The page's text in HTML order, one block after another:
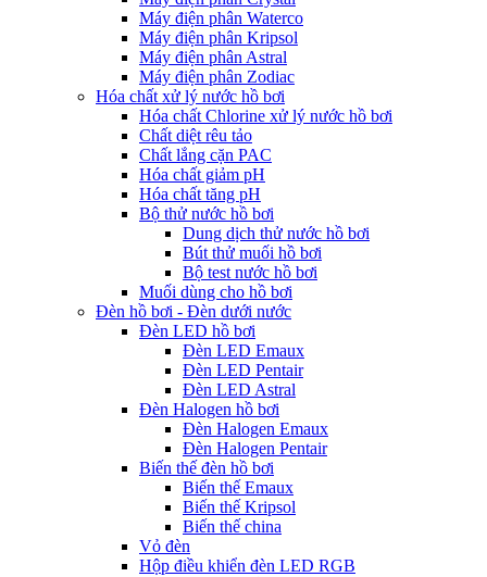
Máy điện phân Waterco
Máy điện phân Kripsol
Máy điện phân Astral
Máy điện phân Zodiac
Hóa chất xử lý nước hồ bơi
Hóa chất Chlorine xử lý nước hồ bơi
Chất diệt rêu tảo
Chất lắng cặn PAC
Hóa chất giảm pH
Hóa chất tăng pH
Bộ thử nước hồ bơi
Dung dịch thử nước hồ bơi
Bút thử muối hồ bơi
Bộ test nước hồ bơi
Muối dùng cho hồ bơi
Đèn hồ bơi - Đèn dưới nước
Đèn LED hồ bơi
Đèn LED Emaux
Đèn LED Pentair
Đèn LED Astral
Đèn Halogen hồ bơi
Đèn Halogen Emaux
Đèn Halogen Pentair
Biến thế đèn hồ bơi
Biến thế Emaux
Biến thế Kripsol
Biến thế china
Vỏ đèn
Hộp điều khiển đèn LED RGB